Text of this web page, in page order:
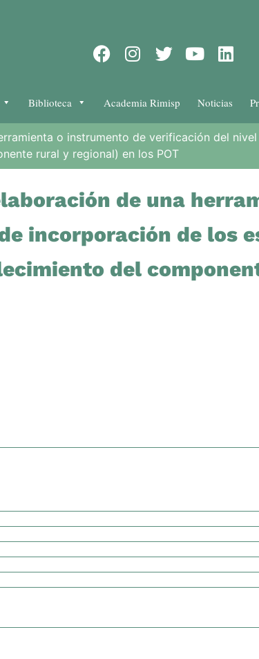
Biblioteca Academia Rimisp Noticias
o instrumento de verificación del
rural y regional) en los POT
de una
incorporación de los
del